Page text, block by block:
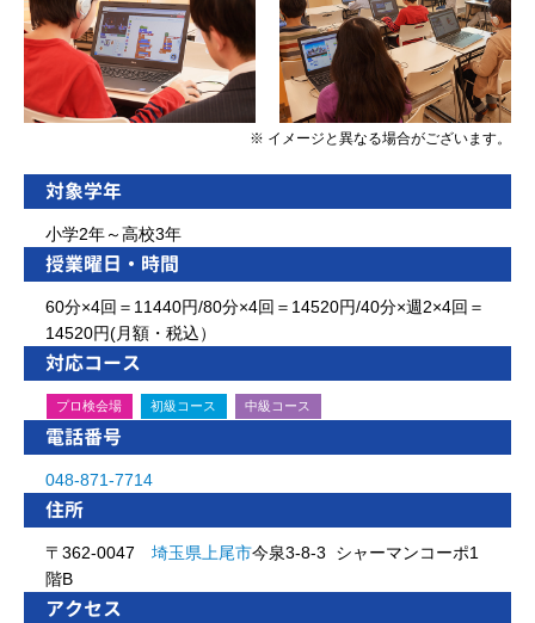
※ イメージと異なる場合がございます。
対象学年
小学2年～高校3年
授業曜日・時間
60分×4回＝11440円/80分×4回＝14520円/40分×週2×4回＝
14520円(月額・税込）
対応コース
プロ検会場 初級コース 中級コース
電話番号
048-871-7714
住所
〒362-0047 埼玉県 上尾市今泉3-8-3 シャーマンコーポ1
階B
アクセス